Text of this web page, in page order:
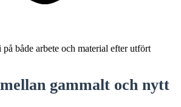
både arbete och material efter utfört
gammalt och nytt